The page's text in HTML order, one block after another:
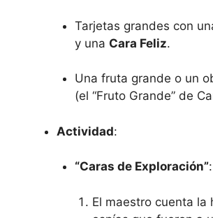
Tarjetas grandes con
y una Cara Feliz.
Una fruta grande o un
(el “Fruto Grande” de
Actividad:
“Caras de Exploración”:
El maestro cuenta la